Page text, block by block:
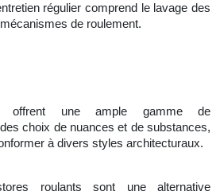
régulier comprend le lavage des
de roulement.
offrent une ample gamme de
choix de nuances et de substances,
à divers styles architecturaux.
roulants sont une alternative